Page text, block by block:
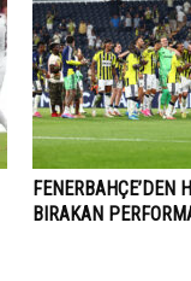
FENERBAHÇE’DEN
BIRAKAN